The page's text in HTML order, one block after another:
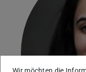
Wir möchten die